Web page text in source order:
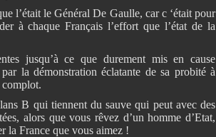
l’était le Général De Gaulle, car c ‘était pour
à chaque Français l’effort que l’état de la
jusqu’à ce que durement mis en cause
la démonstration éclatante de sa probité à
B qui tiennent du sauve qui peut avec des
alors que vous rêvez d’un homme d’Etat,
la France que vous aimez !